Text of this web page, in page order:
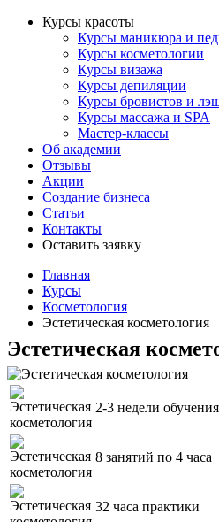
Курсы красоты
Курсы маникюра и
Курсы косметологии
Курсы визажа
Курсы депиляции
Курсы бровистов и
Курсы массажа и SPA
Мастер-классы
Об академии
Отзывы
Акции
Создание бизнеса
Статьи
Контакты
Оставить заявку
Главная
Курсы
Косметология
Эстетическая косметология
Эстетическая
2-3 недели обучения
8 занятий по 4 часа
32 часа практики